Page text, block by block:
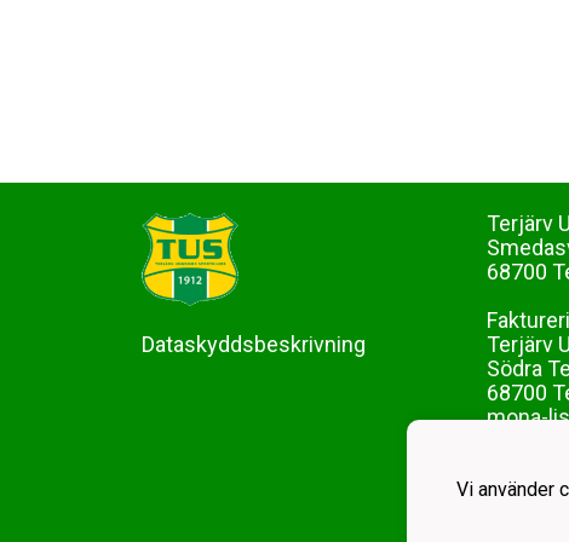
Dataskyddsbeskrivning
Terjärv
68700
Terjärv
Södra
68700
mona-
Vi använder